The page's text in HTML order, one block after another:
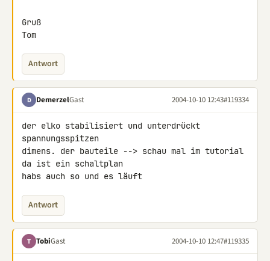
Gruß
Tom
Antwort
D DemerzelGast 2004-10-10 12:43#119334
der elko stabilisiert und unterdrückt
spannungsspitzen
dimens. der bauteile --> schau mal im tutorial
da ist ein schaltplan
habs auch so und es läuft
Antwort
T TobiGast 2004-10-10 12:47#119335